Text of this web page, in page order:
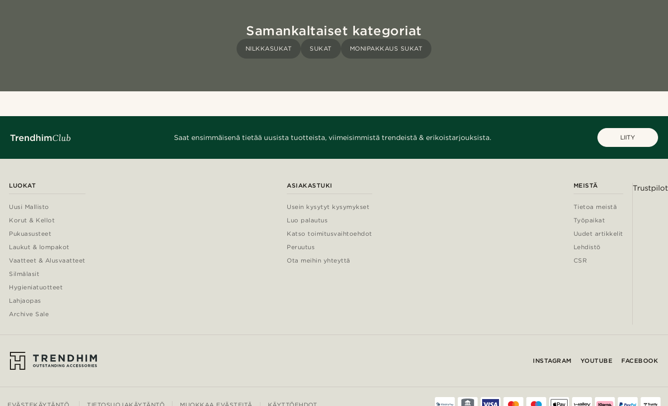
Samankaltaiset kategoriat
NILKKASUKAT SUKAT MONIPAKKAUS SUKAT
Saat ensimmäisenä tietää uusista tuotteista, viimeisimmistä trendeistä & erikoistarjouksista. LIITY
LUOKAT
Uusi Mallisto
Korut & Kellot
Pukuasusteet
Laukut & lompakot
Vaatteet & Alusvaatteet
Silmälasit
Hygieniatuotteet
Lahjaopas
Archive Sale
ASIAKASTUKI
Usein kysytyt kysymykset
Luo palautus
Katso toimitusvaihtoehdot
Peruutus
Ota meihin yhteyttä
MEISTÄ
Tietoa meistä
Työpaikat
Uudet artikkelit
Lehdistö
CSR
Trustpilot
INSTAGRAM YOUTUBE FACEBOOK